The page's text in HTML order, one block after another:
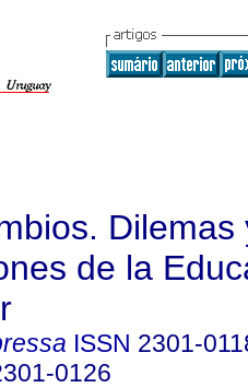
Dilemas
de la
ISSN 2301-
0126